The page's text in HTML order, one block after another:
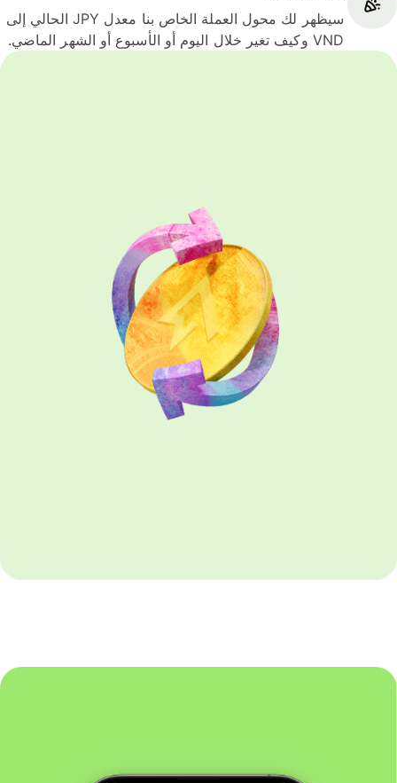
سيظهر لك محول العملة الخاص بنا معدل JPY الحالي إلى
VND وكيف تغير خلال اليوم أو الأسبوع أو الشهر الماضي.